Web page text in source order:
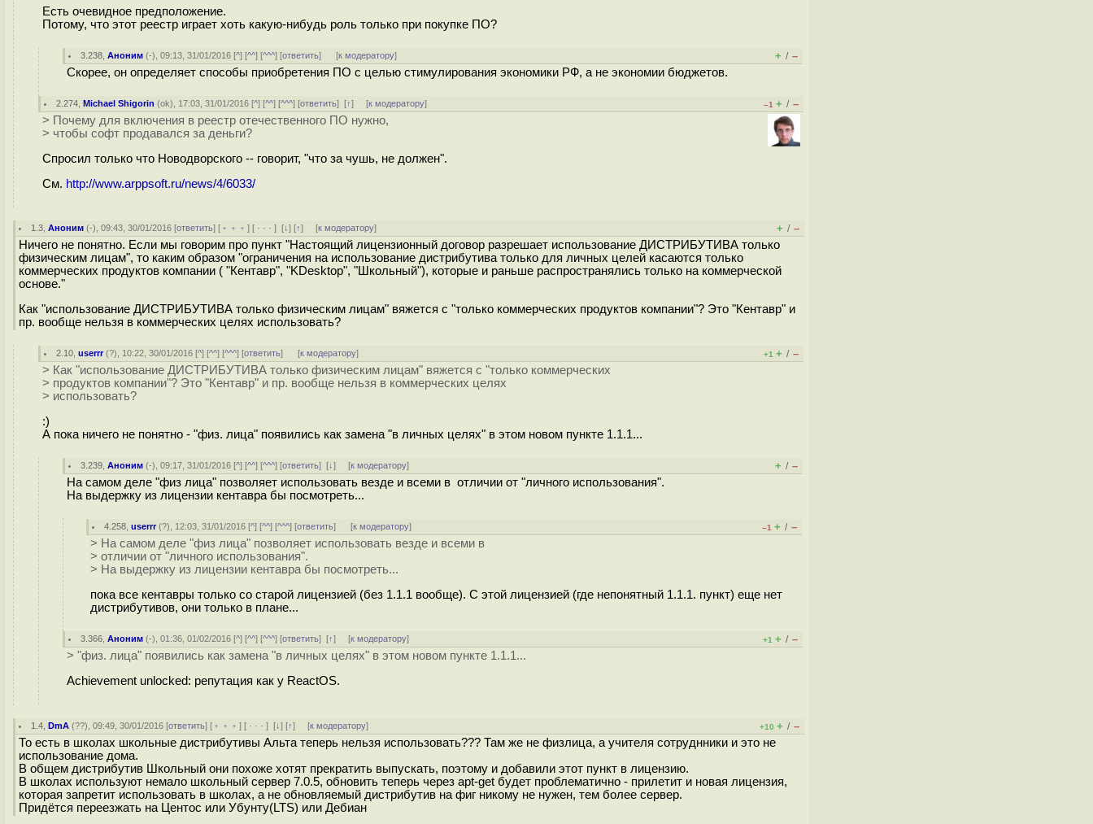
Есть очевидное предположение.
Потому, что этот реестр играет хоть какую-нибудь роль только при покупке ПО?
3.238 ,Аноним (-), 09:13, 31/01/2016 [^] [^^] [^^^] [ответить] [к модератору] + / –
Скорее, он определяет способы приобретения ПО с целью стимулирования экономики РФ, а не экономии бюджетов.
2.274 ,Michael Shigorin (ok), 17:03, 31/01/2016 [^] [^^] [^^^] [ответить][↑] [к модератору] –1 + / –
> Почему для включения в реестр отечественного ПО нужно,
> чтобы софт продавался за деньги?
Спросил только что Новодворского -- говорит, "что за чушь, не должен".
См. http://www.arppsoft.ru/news/4/6033/
1.3 ,Аноним (-), 09:43, 30/01/2016 [ответить] [ ﹢﹢﹢] [ · · ·][↓] [↑] [к модератору] + / –
Ничего не понятно. Если мы говорим про пункт "Настоящий лицензионный договор разрешает использование ДИСТРИБУТИВА только
физическим лицам", то каким образом "ограничения на использование дистрибутива только для личных целей касаются только
коммерческих продуктов компании ( "Кентавр", "KDesktop", "Школьный"), которые и раньше распространялись только на коммерческой
основе."
Как "использование ДИСТРИБУТИВА только физическим лицам" вяжется с "только коммерческих продуктов компании"? Это "Кентавр" и
пр. вообще нельзя в коммерческих целях использовать?
2.10 ,userrr(?), 10:22, 30/01/2016 [^] [^^] [^^^] [ответить] [к модератору] +1 + / –
> Как "использование ДИСТРИБУТИВА только физическим лицам" вяжется с "только коммерческих
> продуктов компании"? Это "Кентавр" и пр. вообще нельзя в коммерческих целях
> использовать?
:)
А пока ничего не понятно - "физ. лица" появились как замена "в личных целях" в этом новом пункте 1.1.1...
3.239 ,Аноним (-), 09:17, 31/01/2016 [^] [^^] [^^^] [ответить][↓] [к модератору] + / –
На самом деле "физ лица" позволяет использовать везде и всеми в отличии от "личного использования".
На выдержку из лицензии кентавра бы посмотреть...
4.258 ,userrr(?), 12:03, 31/01/2016 [^] [^^] [^^^] [ответить] [к модератору] –1 + / –
> На самом деле "физ лица" позволяет использовать везде и всеми в
> отличии от "личного использования".
> На выдержку из лицензии кентавра бы посмотреть...
пока все кентавры только со старой лицензией (без 1.1.1 вообще). С этой лицензией (где непонятный 1.1.1. пункт) еще нет
дистрибутивов, они только в плане...
3.366 ,Аноним (-), 01:36, 01/02/2016 [^] [^^] [^^^] [ответить][↑] [к модератору] +1 + / –
> "физ. лица" появились как замена "в личных целях" в этом новом пункте 1.1.1...
Achievement unlocked: репутация как у ReactOS.
1.4 ,DmA (??), 09:49, 30/01/2016 [ответить] [ ﹢﹢﹢] [ · · ·][↓] [↑] [к модератору] +10 + / –
То есть в школах школьные дистрибутивы Альта теперь нельзя использовать??? Там же не физлица, а учителя сотруднники и это не
использование дома.
В общем дистрибутив Школьный они похоже хотят прекратить выпускать, поэтому и добавили этот пункт в лицензию.
В школах используют немало школьный сервер 7.0.5, обновить теперь через apt-get будет проблематично - прилетит и новая лицензия,
которая запретит использовать в школах, а не обновляемый дистрибутив на фиг никому не нужен, тем более сервер.
Придётся переезжать на Центос или Убунту(LTS) или Дебиан